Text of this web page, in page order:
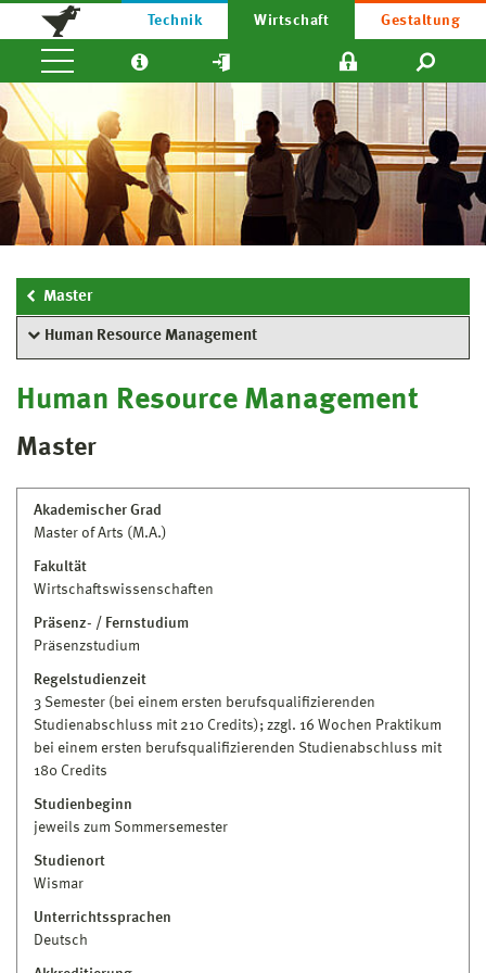
Technik Wirtschaft Gestaltung
Master
Human Resource Management
Human Resource Management
Master
Akademischer Grad
Master of Arts (M.A.)
Fakultät
Wirtschaftswissenschaften
Präsenz- / Fernstudium
Präsenzstudium
Regelstudienzeit
3 Semester (bei einem ersten berufsqualifizierenden
Studienabschluss mit 210 Credits); zzgl. 16 Wochen Praktikum
bei einem ersten berufsqualifizierenden Studienabschluss mit
180 Credits
Studienbeginn
jeweils zum Sommersemester
Studienort
Wismar
Unterrichtssprachen
Deutsch